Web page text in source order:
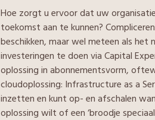
Hoe zorgt u ervoor dat uw
toekomst aan te kunnen?
beschikken, maar wel meteen als
investeringen te doen via Capital
oplossing in abonnementsvorm,
cloudoplossing: Infrastructure as a
inzetten en kunt op- en afschalen
oplossing wilt of een ‘broodje